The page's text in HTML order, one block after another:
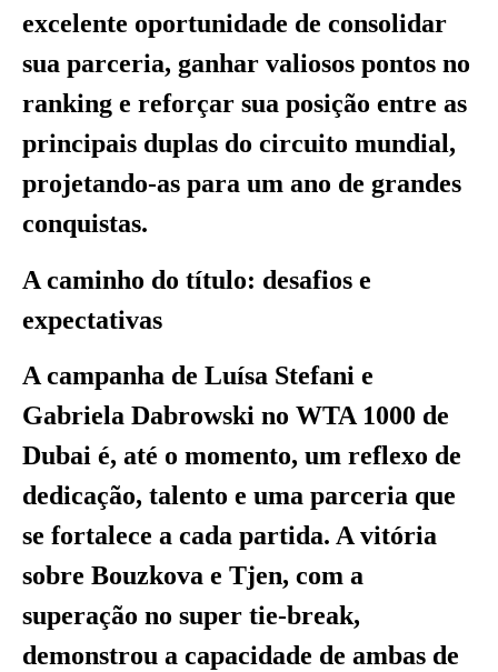
excelente oportunidade de consolidar
sua parceria, ganhar valiosos pontos no
ranking e reforçar sua posição entre as
principais duplas do circuito mundial,
projetando-as para um ano de grandes
conquistas.
A caminho do título: desafios e
expectativas
A campanha de Luísa Stefani e
Gabriela Dabrowski no WTA 1000 de
Dubai é, até o momento, um reflexo de
dedicação, talento e uma parceria que
se fortalece a cada partida. A vitória
sobre Bouzkova e Tjen, com a
superação no super tie-break,
demonstrou a capacidade de ambas de